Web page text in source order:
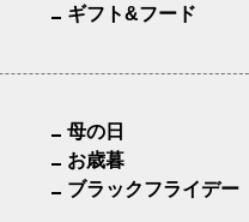
ギフト&フード
母の日
お歳暮
ブラックフライデー